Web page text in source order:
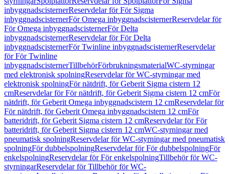
inbyggnadscisternerReservdelar för För Sigma
inbyggnadscisternerFör Omega inbyggnadscisternerReservdelar för
För Omega inbyggnadscisternerFör Delta
inbyggnadscisternerReservdelar för För Delta
inbyggnadscisternerFör Twinline inbyggnadscisternerReservdelar
för För Twinline
inbyggnadscisternerTillbehörFörbrukningsmaterialWC-styrningar
med elektronisk spolningReservdelar för WC-styrningar med
elektronisk spolningFör nätdrift, för Geberit Sigma cistern 12
cmReservdelar för För nätdrift, för Geberit Sigma cistern 12 cmFör
nätdrift, för Geberit Omega inbyggnadscistern 12 cmReservdelar för
För nätdrift, för Geberit Omega inbyggnadscistern 12 cmFör
batteridrift, för Geberit Sigma cistern 12 cmReservdelar för För
batteridrift, för Geberit Sigma cistern 12 cmWC-styrningar med
pneumatisk spolningReservdelar för WC-styrningar med pneumatisk
spolningFör dubbelspolningReservdelar för För dubbelspolningFör
enkelspolningReservdelar för För enkelspolningTillbehör för WC-
styrningarReservdelar för Tillbehör för WC-